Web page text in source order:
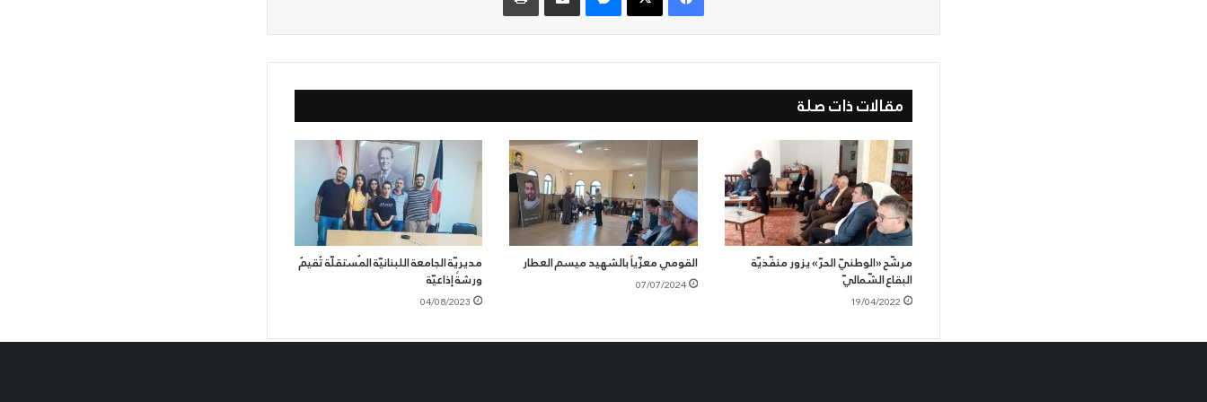
مقالات ذات صلة
مرشّح «الوطنيّ الحرّ» يزور منفّذيّة
البقاع الشّماليّ
19/04/2022
القومي معزّياً بالشهيد ميسم العطار
07/07/2024
مديريّة الجامعة اللبنانيّة المُستقلّة تُقيمُ
ورشةً إذاعيّة
04/08/2023